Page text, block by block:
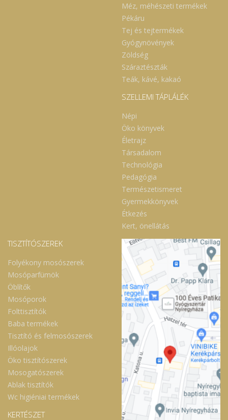
Méz, méhészeti termékek
Pékáru
Tej és tejtermékek
Gyógynövények
Zöldség
Száraztészták
Teák, kávé, kakaó
SZELLEMI TÁPLÁLÉK
Népi
Öko könyvek
Életrajz
Társadalom
Technológia
Pedagógia
Természetismeret
Gyermekkönyvek
Étkezés
Kert, önellátás
TISZTÍTÓSZEREK
Folyékony mosószerek
Mosóparfümök
Öblítők
Mosóporok
Folttisztítók
Baba termékek
Tisztító és felmosószerek
Illóolajok
Öko tisztítószerek
Mosogatószerek
Ablak tisztítók
Wc higiéniai termékek
KERTÉSZET